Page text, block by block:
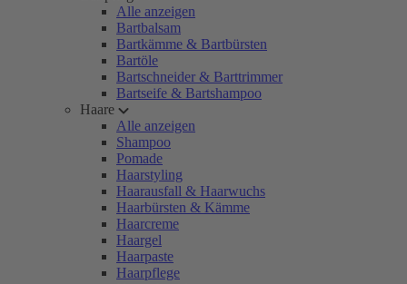
Alle anzeigen
Bartbalsam
Bartkämme & Bartbürsten
Bartöle
Bartschneider & Barttrimmer
Bartseife & Bartshampoo
Haare
Alle anzeigen
Shampoo
Pomade
Haarstyling
Haarausfall & Haarwuchs
Haarbürsten & Kämme
Haarcreme
Haargel
Haarpaste
Haarpflege